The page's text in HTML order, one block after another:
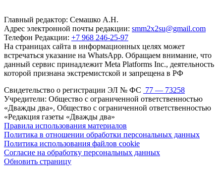
Главный редактор: Семашко А.Н.
Адрес электронной почты редакции: smm2x2su@gmail.com
Телефон Редакции: +7 968 246-25-97
На страницах сайта в информационных целях может
встречаться указание на WhatsApp. Обращаем внимание, что
данный сервис принадлежит Meta Platforms Inc., деятельность
которой признана экстремистской и запрещена в РФ
Свидетельство о регистрации ЭЛ № ФС 77 — 73258
Учредители: Общество с ограниченной ответственностью
«Дважды два», Общество с ограниченной ответственностью
«Редакция газеты «Дважды два»
Правила использования материалов
Политика в отношении обработки персональных данных
Политика использования файлов cookie
Согласие на обработку персональных данных
Обновить страницу